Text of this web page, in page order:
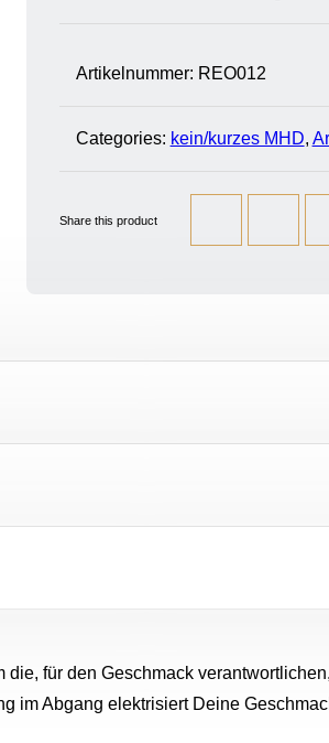
Artikelnummer: REO012
Categories: kein/kurzes MHD,
Share this product
für den Geschmack
im Abgang elektrisiert Deine